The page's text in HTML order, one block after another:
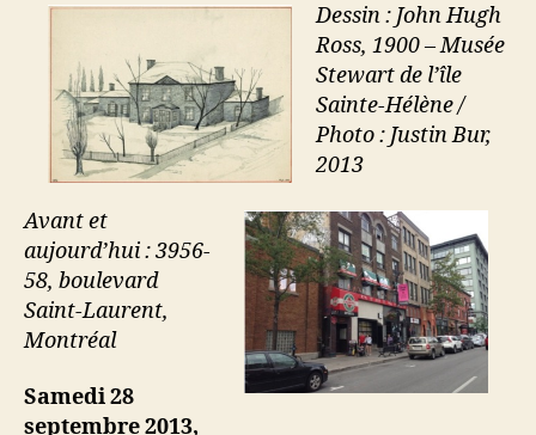
Dessin : John Hugh
Ross, 1900 – Musée
Stewart de l’île
Sainte-Hélène /
Photo : Justin Bur,
2013
Avant et
aujourd’hui : 3956-
58, boulevard
Saint-Laurent,
Montréal
Samedi 28
septembre 2013,